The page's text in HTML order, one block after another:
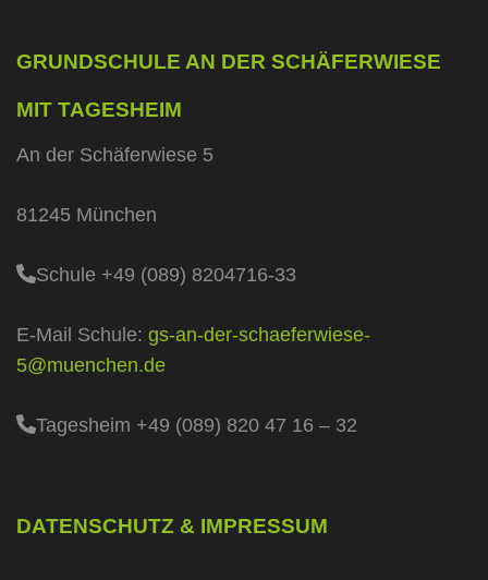
GRUNDSCHULE AN DER SCHÄFERWIESE
MIT TAGESHEIM
An der Schäferwiese 5
81245 München
Schule +49 (089) 8204716-33
E-Mail Schule: gs-an-der-schaeferwiese-
5@muenchen.de
Tagesheim +49 (089) 820 47 16 – 32
DATENSCHUTZ & IMPRESSUM